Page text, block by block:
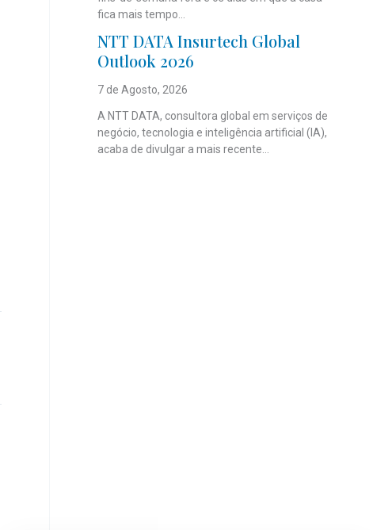
fica mais tempo...
NTT DATA Insurtech Global
Outlook 2026
7 de Agosto, 2026
A NTT DATA, consultora global em serviços de
negócio, tecnologia e inteligência artificial (IA),
acaba de divulgar a mais recente...